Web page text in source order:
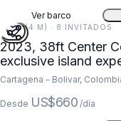
Ver barco
12 FT (4 M) · 8 INVITADOS
2023, 38ft Center
exclusive island
Cartagena,
Cartagena - Bolivar,
Desde US$660 /día